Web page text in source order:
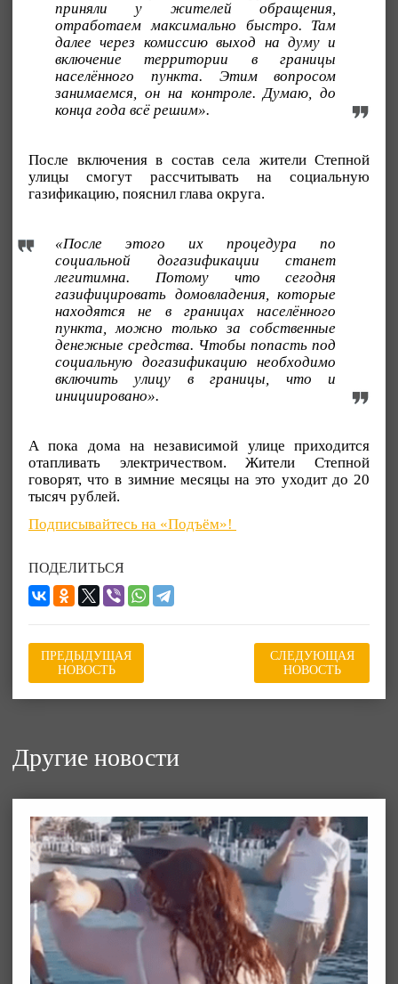
приняли у жителей обращения,
отработаем максимально быстро. Там
далее через комиссию выход на думу и
включение территории в границы
населённого пункта. Этим вопросом
занимаемся, он на контроле. Думаю, до
конца года всё решим».
После включения в состав села жители Степной
улицы смогут рассчитывать на социальную
газификацию, пояснил глава округа.
«После этого их процедура по
социальной догазификации станет
легитимна. Потому что сегодня
газифицировать домовладения, которые
находятся не в границах населённого
пункта, можно только за собственные
денежные средства. Чтобы попасть под
социальную догазификацию необходимо
включить улицу в границы, что и
инициировано».
А пока дома на независимой улице приходится
отапливать электричеством. Жители Степной
говорят, что в зимние месяцы на это уходит до 20
тысяч рублей.
Подписывайтесь на «Подъём»!
ПОДЕЛИТЬСЯ
ПРЕДЫДУЩАЯ
НОВОСТЬ
СЛЕДУЮЩАЯ
НОВОСТЬ
Другие новости